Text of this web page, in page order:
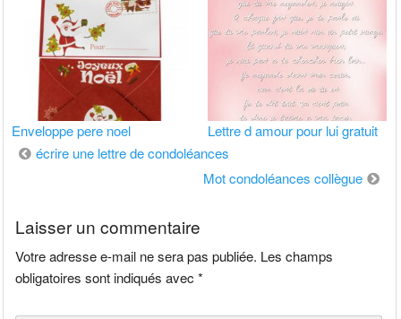
Enveloppe pere noel Lettre d amour pour lui gratuit
Navigation
écrire une lettre de condoléances
Mot condoléances collègue
Laisser un commentaire
Votre adresse e-mail ne sera pas publiée. Les champs
obligatoires sont indiqués avec*